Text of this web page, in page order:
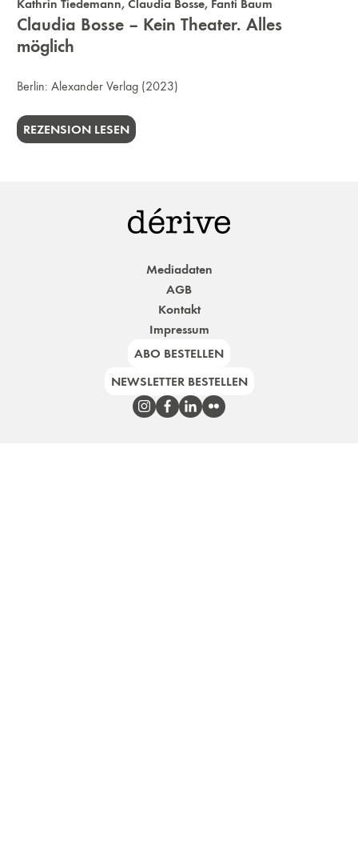
Kathrin Tiedemann,Claudia Bosse, Fanti Baum
Claudia Bosse – Kein Theater. Alles
möglich
Berlin:Alexander Verlag (2023)
REZENSION LESEN
Mediadaten
AGB
Kontakt
Impressum
ABO BESTELLEN
NEWSLETTER BESTELLEN